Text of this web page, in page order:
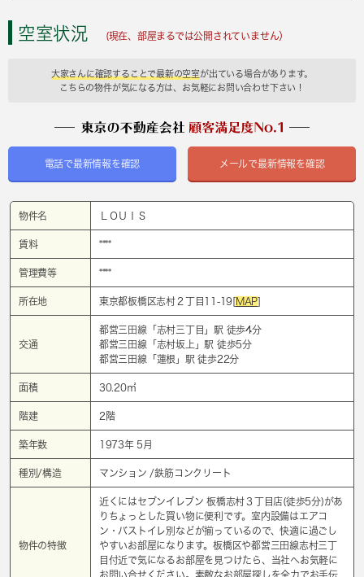
空室状況 (現在、部屋まるでは公開されていません）
大家さんに確認することで最新の空室が出ている場合があります。
こちらの物件が気になる方は、お気軽にお問い合わせ下さい！
電話で最新情報を確認 メールで最新情報を確認
物件名 ＬＯＵＩＳ
賃料 ****
管理費等 ****
所在地 東京都板橋区志村２丁目11-19[MAP]
交通
都営三田線「 志村三丁目 」駅 徒歩4分
都営三田線「 志村坂上 」駅 徒歩5分
都営三田線「 蓮根 」駅 徒歩22分
面積 30.20㎡
階建 2階
築年数 1973年 5月
種別/構造 マンション /鉄筋コンクリート
物件の特徴
近くにはセブンイレブン 板橋志村３丁目店(徒歩5分)があ
りちょっとした買い物に便利です。室内設備はエアコ
ン・バストイレ別などが揃っているので、快適に過ごし
やすいお部屋になります。板橋区や都営三田線志村三丁
目付近で気になるお部屋を見つけたら、当社へお気軽に
お問い合せください。素敵なお部屋探しを全力でお手伝